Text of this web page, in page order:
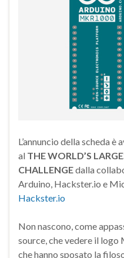
L’annuncio della scheda
al THE WORLD’S
CHALLENGEdalla
Arduino, Hackster.io e
Hackster.io
Non nascono, come
source, che vedere il
che hanno sposato la